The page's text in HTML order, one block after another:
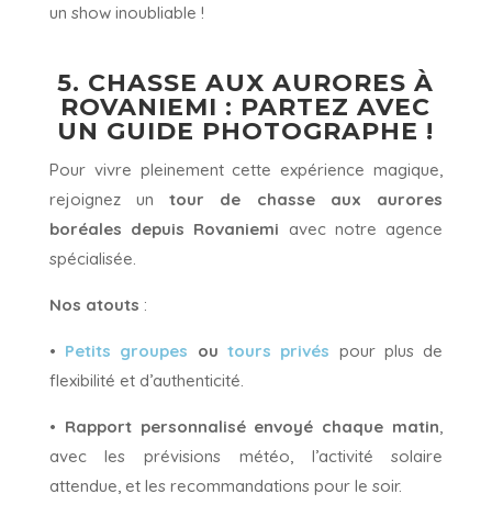
un show inoubliable !
5. CHASSE AUX AURORES À
ROVANIEMI : PARTEZ AVEC
UN GUIDE PHOTOGRAPHE !
Pour vivre pleinement cette expérience magique,
rejoignez untour de chasse aux aurores
boréales depuis Rovaniemi avec notre agence
spécialisée.
Nos atouts :
• Petits groupes outours privés pour plus de
flexibilité et d’authenticité.
• Rapport personnalisé envoyé chaque matin,
avec les prévisions météo, l’activité solaire
attendue, et les recommandations pour le soir.